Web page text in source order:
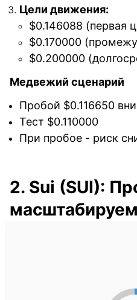
Цели движения:
$0.146088 (первая
$0.170000
$0.200000
Медвежий сценарий
Пробой $0.116650
Тест $0.110000
При пробое - риск
2. Sui (SUI):